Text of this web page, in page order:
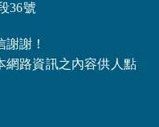
36號
謝！
網路資訊之內容供人點